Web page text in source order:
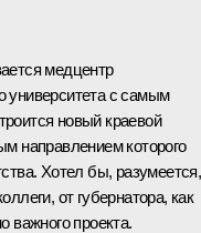
медцентр
университета с самым
новый краевой
направлением которого
Хотел бы, разумеется,
от губернатора, как
важного проекта.